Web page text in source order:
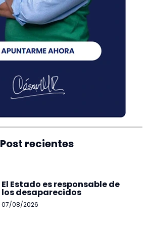
Post recientes
El Estado es responsable de
los desaparecidos
07/08/2026